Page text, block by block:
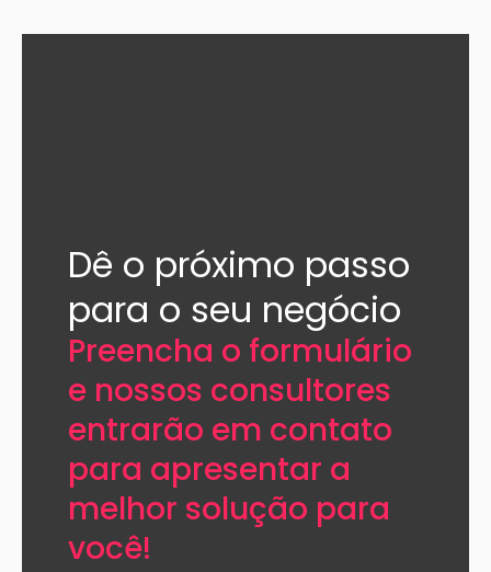
Dê o próximo passo
para o seu negócio​
Preencha o formulário
e nossos consultores
entrarão em contato
para apresentar a
melhor solução para
você!​